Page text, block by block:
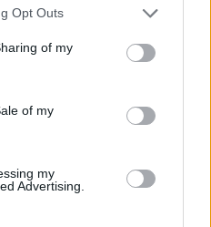
Opt Outs
of my
of my
my
Advertising.
Seuraava artikkeli
mestaruutta juhlinut Lukas Klok
TEKIJÄLTÄ